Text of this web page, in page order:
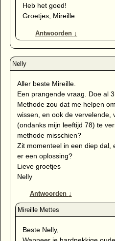
Heb het goed!
Groetjes, Mireille
Antwoorden ↓
Aller beste Mireille.
Een prangende vraag. Doe al
Methode zou dat me helpen
wissen, en ook de vervelende,
(ondanks mijn leeftijd 78) te
methode misschien?
Zit momenteel in een diep dal,
er een oplossing?
Lieve groetjes
Nelly
Antwoorden ↓
Beste Nelly,